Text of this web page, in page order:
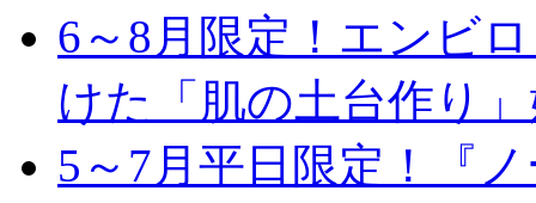
6～8月限定！エンビ
けた「肌の土台作り
5～7月平日限定！『